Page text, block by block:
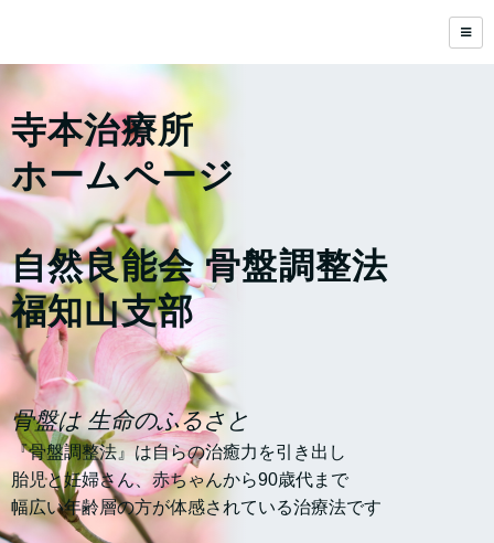
寺本治療所
ホームページ
自然良能会 骨盤調整法
福知山支部
骨盤は 生命のふるさと
『骨盤調整法』は自らの治癒力を引き出し
胎児と妊婦さん、赤ちゃんから90歳代まで
幅広い年齢層の方が体感されている治療法です